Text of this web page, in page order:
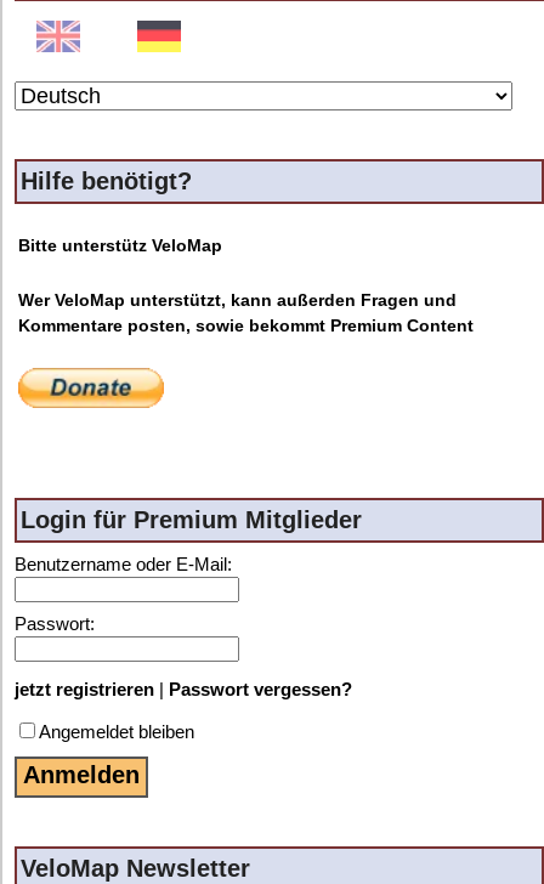
Hilfe benötigt?
Bitte unterstütz VeloMap
Wer VeloMap unterstützt, kann außerden Fragen und
Kommentare posten, sowie bekommt Premium Content
Login für Premium Mitglieder
Benutzername oder E-Mail:
Passwort:
jetzt registrieren | Passwort vergessen?
Angemeldet bleiben
VeloMap Newsletter